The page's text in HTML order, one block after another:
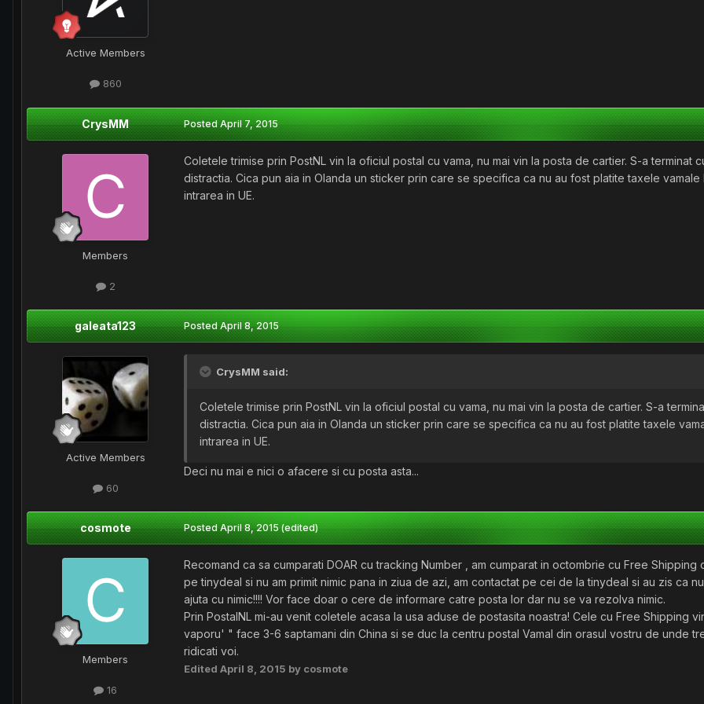
Active Members
860
CrysMM
Members
2
PostedApril 7, 2015
Coletele trimise prin PostNL vin la oficiul postal cu vama, nu mai vin la posta de cartier. S-a terminat
distractia. Cica pun aia in Olanda un sticker prin care se specifica ca nu au fost platite taxele vamale
intrarea in UE.
galeata123
Active Members
60
PostedApril 8, 2015
CrysMM said:
Coletele trimise prin PostNL vin la oficiul postal cu vama, nu mai vin la posta de cartier. S-a
distractia. Cica pun aia in Olanda un sticker prin care se specifica ca nu au fost platite taxele
intrarea in UE.
Deci nu mai e nici o afacere si cu posta asta...
cosmote
Members
16
PostedApril 8, 2015 (edited)
Recomand ca sa cumparati DOAR cu tracking Number , am cumparat in octombrie cu Free Shipping
pe tinydeal si nu am primit nimic pana in ziua de azi, am contactat pe cei de la tinydeal si au zis ca
ajuta cu nimic!!!! Vor face doar o cere de informare catre posta lor dar nu se va rezolva nimic.
Prin PostalNL mi-au venit coletele acasa la usa aduse de postasita noastra! Cele cu Free Shipping
vaporu' " face 3-6 saptamani din China si se duc la centru postal Vamal din orasul vostru de unde
ridicati voi.
Edited April 8, 2015 by cosmote